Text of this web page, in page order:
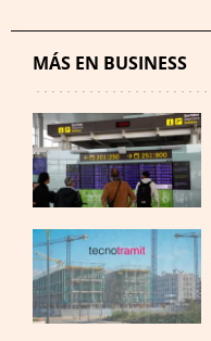
MÁS EN BUSINESS